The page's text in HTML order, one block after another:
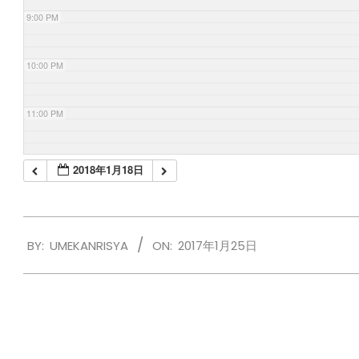
9:00 PM
10:00 PM
11:00 PM
2018年1月18日
01-
BY: UMEKANRISYA ON: 2017年1月25日